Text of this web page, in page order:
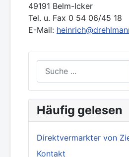
49191 Belm-Icker
Tel. u. Fax 0 54 06/45 18
E-Mail:
Häufig gelesen
Direktvermarkter von
Kontakt